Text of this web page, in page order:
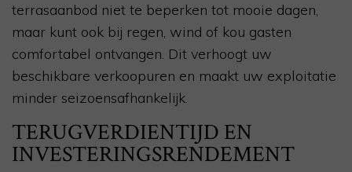
terrasaanbod niet te beperken tot mooie dagen,
maar kunt ook bij regen, wind of kou gasten
comfortabel ontvangen. Dit verhoogt uw
beschikbare verkoopuren en maakt uw exploitatie
minder seizoensafhankelijk.
TERUGVERDIENTIJD EN
INVESTERINGSRENDEMENT